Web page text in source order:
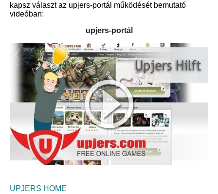
kapsz választ az upjers-portál működését bemutató
videóban:
upjers-portál
UPJERS HOME